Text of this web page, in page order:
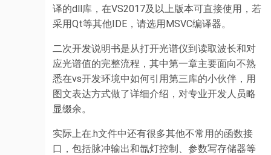
译的dll库，在VS2017及以上版本可直接使用，若
采用Qt等其他IDE，请选用MSVC编译器。
二次开发说明书是从打开光谱仪到读取波长和对
应光谱值的完整流程，其中第一章主要面向不熟
悉在vs开发环境中如何引用第三库的小伙伴，用
图文表达方式做了详细介绍，对专业开发人员略
显缀余。
实际上在.h文件中还有很多其他不常用的函数接
口，包括脉冲输出和氙灯控制、参数写存储器等